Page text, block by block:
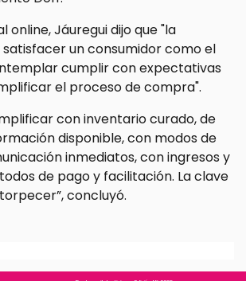
online, Jáuregui dijo que "la
un consumidor como el
cumplir con expectativas
el proceso de compra".
con inventario curado, de
disponible, con modos de
inmediatos, con ingresos y
de pago y facilitación. La clave
concluyó.